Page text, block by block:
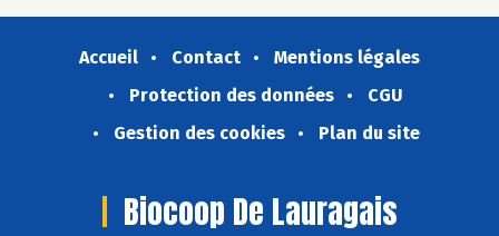
Accueil Contact
Mentions légales
Protection des données
CGU
Gestion des cookies
Plan du site
Biocoop De Lauragais